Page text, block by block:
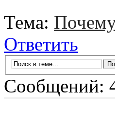
Тема:
Ответить
Сообщений: